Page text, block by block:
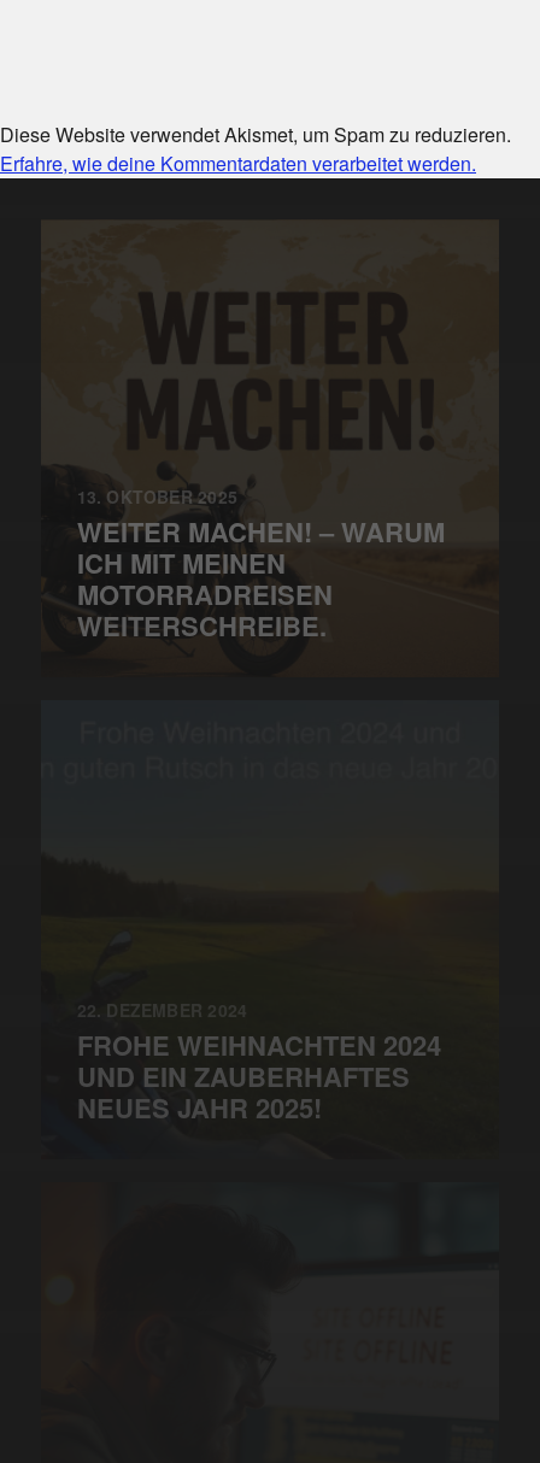
Diese Website verwendet Akismet, um Spam zu reduzieren.
Erfahre, wie deine Kommentardaten verarbeitet werden.
13. OKTOBER 2025
WEITER MACHEN! – WARUM
ICH MIT MEINEN
MOTORRADREISEN
WEITERSCHREIBE.
22. DEZEMBER 2024
FROHE WEIHNACHTEN 2024
UND EIN ZAUBERHAFTES
NEUES JAHR 2025!